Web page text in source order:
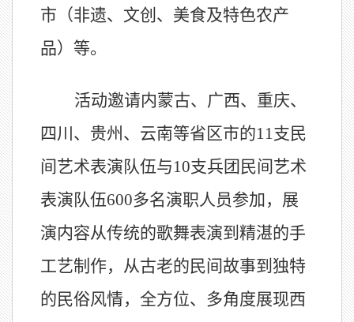
市（非遗、文创、美食及特色农产
品）等。
活动邀请内蒙古、广西、重庆、
四川、贵州、云南等省区市的11支民
间艺术表演队伍与10支兵团民间艺术
表演队伍600多名演职人员参加，展
演内容从传统的歌舞表演到精湛的手
工艺制作，从古老的民间故事到独特
的民俗风情，全方位、多角度展现西